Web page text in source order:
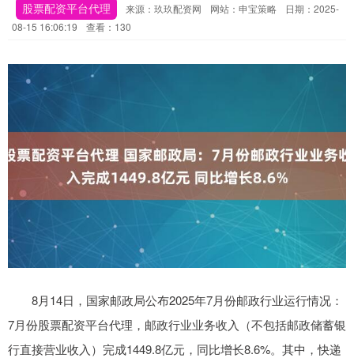
股票配资平台代理 来源：玖玖配资网 网站：申宝策略
日期：2025-
08-15 16:06:19
查看：130
8月14日，国家邮政局公布2025年7月份邮政行业运行情况：
7月份股票配资平台代理，邮政行业业务收入（不包括邮政储蓄银
行直接营业收入）完成1449.8亿元，同比增长8.6%。其中，快递